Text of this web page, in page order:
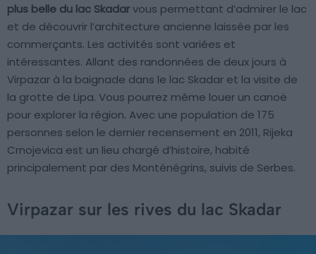
plus belle du lac Skadarvous permettant d’admirer le lac
et de découvrir l’architecture ancienne laissée par les
commerçants. Les activités sont variées et
intéressantes. Allant des randonnées de deux jours à
Virpazar à la baignade dans le lac Skadar et la visite de
la grotte de Lipa. Vous pourrez même louer un canoë
pour explorer la région. Avec une population de 175
personnes selon le dernier recensement en 2011, Rijeka
Crnojevica est un lieu chargé d’histoire, habité
principalement par des Monténégrins, suivis de Serbes.
Virpazar sur les rives du lac Skadar